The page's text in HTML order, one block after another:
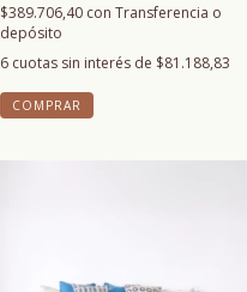
$389.706,40 con Transferencia o
depósito
6 cuotas sin interés de $81.188,83
COMPRAR